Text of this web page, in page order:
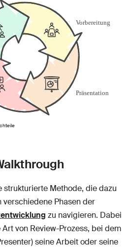
strukturierte Methode, die dazu
Phasen der
zu navigieren. Dabei
von Review-Prozess, bei dem
seine Arbeit oder seine